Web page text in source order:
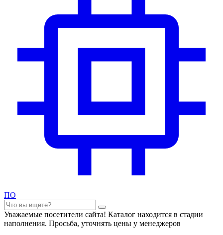
ПО
Уважаемые посетители сайта! Каталог находится в стадии
наполнения. Просьба, уточнять цены у менеджеров